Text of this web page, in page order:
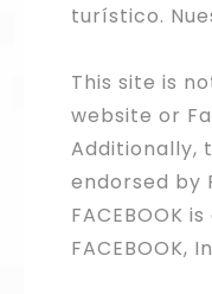
turístico.
This site is
website or
Additionally,
endorsed by
FACEBOOK
FACEBOOK,